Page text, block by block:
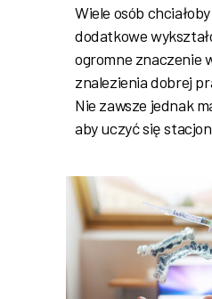
Wiele osób
dodatkowe
ogromne znaczenie
znalezienia dobrej
Nie zawsze jednak
aby uczyć się